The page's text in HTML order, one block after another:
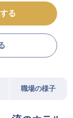
る
職場の様子